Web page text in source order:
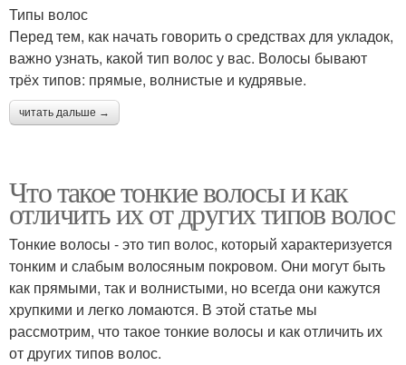
Типы волос
Перед тем, как начать говорить о средствах для укладок,
важно узнать, какой тип волос у вас. Волосы бывают
трёх типов: прямые, волнистые и кудрявые.
читать дальше →
Что такое тонкие волосы и как
отличить их от других типов волос
Тонкие волосы - это тип волос, который характеризуется
тонким и слабым волосяным покровом. Они могут быть
как прямыми, так и волнистыми, но всегда они кажутся
хрупкими и легко ломаются. В этой статье мы
рассмотрим, что такое тонкие волосы и как отличить их
от других типов волос.